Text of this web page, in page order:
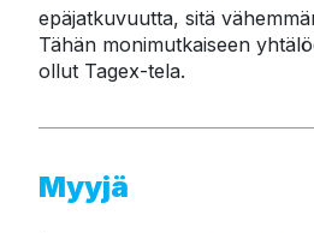
epäjatkuvuutta, sitä
Tähän monimutkaiseen
ollut Tagex-tela.
Myyjä